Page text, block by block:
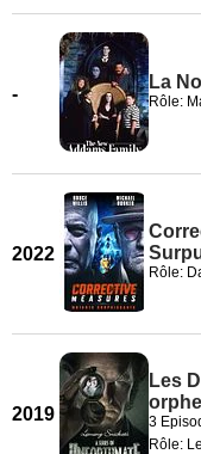
-
La
Rôle:
2022
Rôle:
2019
Les
3
Rôle: